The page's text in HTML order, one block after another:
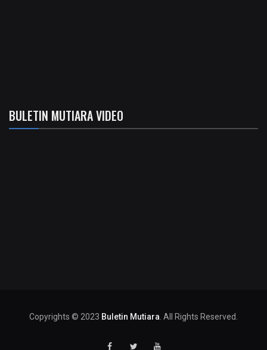
BULETIN MUTIARA VIDEO
Copyrights © 2023 Buletin Mutiara. All Rights Reserved.